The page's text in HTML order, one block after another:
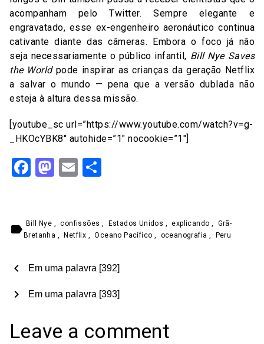
acompanham pelo Twitter. Sempre elegante e
engravatado, esse ex-engenheiro aeronáutico continua
cativante diante das câmeras. Embora o foco já não
seja necessariamente o público infantil, Bill Nye Saves
the Worldpode inspirar as crianças da geração Netflix
a salvar o mundo — pena que a versão dublada não
esteja à altura dessa missão.
[youtube_sc url=”https://www.youtube.com/watch?v=g-
_HKOcYBK8″ autohide=”1″ nocookie=”1″]
Facebook
Mastodon
Email
label Bill Nye , confissões , Estados Unidos , explicando ,
Grã-
Bretanha , Netflix , Oceano Pacífico , oceanografia , Peru
chevron_left Em uma palavra [392]
Em uma palavra [393]
chevron_right
Leave a comment